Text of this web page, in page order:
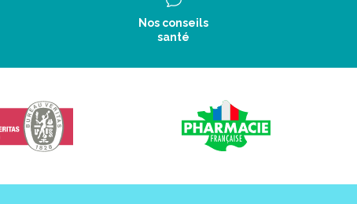
Nos conseils
santé